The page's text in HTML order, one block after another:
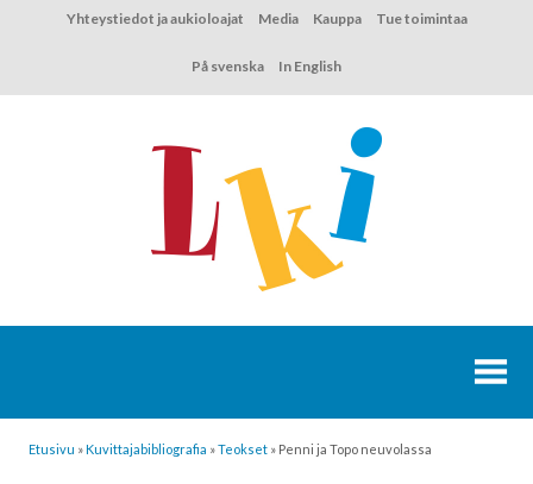
Yhteystiedot ja aukioloajat Media Kauppa Tue toimintaa
På svenska In English
Etusivu »Kuvittaja­bibliografia »Teokset » Penni ja Topo neuvolassa